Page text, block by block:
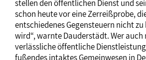
stellen den öffentlichen Dienst und
schon heute vor eine Zerreißprobe,
entschiedenes Gegensteuern nicht zu
wird“, warnte Dauderstädt. Wer auch
verlässliche öffentliche
fußendes intaktes Gemeinwesen in